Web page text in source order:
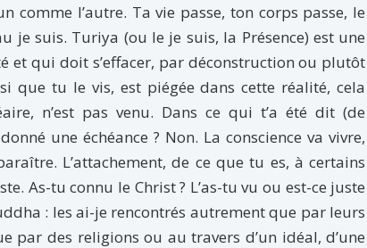
comme l’autre. Ta vie passe, ton corps passe, le
je suis. Turiya (ou le je suis, la Présence) est une
et qui doit s’effacer, par déconstruction ou plutôt
que tu le vis, est piégée dans cette réalité, cela
n’est pas venu. Dans ce qui t’a été dit (de
une échéance ? Non. La conscience va vivre,
L’attachement, de ce que tu es, à certains
As-tu connu le Christ ? L’as-tu vu ou est-ce juste
: les ai-je rencontrés autrement que par leurs
par des religions ou au travers d’un idéal, d’une